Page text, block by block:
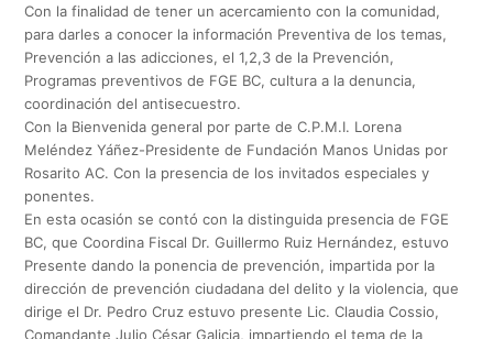
Con la finalidad de tener un acercamiento con la comunidad,
para darles a conocer la información Preventiva de los temas,
Prevención a las adicciones, el 1,2,3 de la Prevención,
Programas preventivos de FGE BC, cultura a la denuncia,
coordinación del antisecuestro.
Con la Bienvenida general por parte de C.P.M.I. Lorena
Meléndez Yáñez-Presidente de Fundación Manos Unidas por
Rosarito AC. Con la presencia de los invitados especiales y
ponentes.
En esta ocasión se contó con la distinguida presencia de FGE
BC, que Coordina Fiscal Dr. Guillermo Ruiz Hernández, estuvo
Presente dando la ponencia de prevención, impartida por la
dirección de prevención ciudadana del delito y la violencia, que
dirige el Dr. Pedro Cruz estuvo presente Lic. Claudia Cossio,
Comandante Julio César Galicia, impartiendo el tema de la